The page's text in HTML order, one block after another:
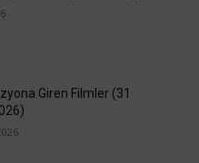
Giren Filmler (31